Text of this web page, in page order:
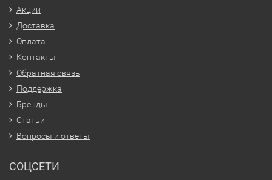
Акции
Доставка
Оплата
Контакты
Обратная связь
Поддержка
Бренды
Статьи
Вопросы и ответы
СОЦСЕТИ